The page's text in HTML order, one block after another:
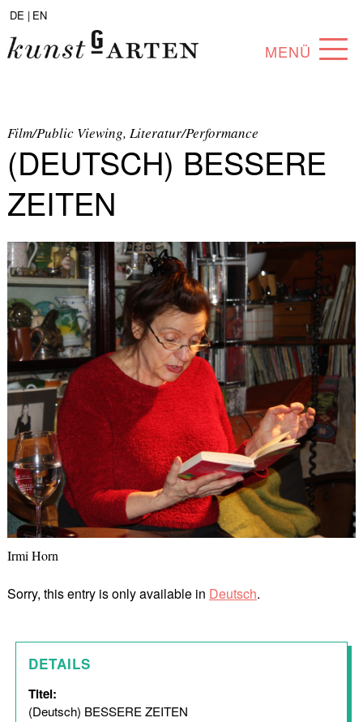
DE | EN
MENÜ
ABOUT
COLLECTION
PARTNERS
ANGEBOTE
Film/Public Viewing, Literatur/Performance
(DEUTSCH) BESSERE
ZEITEN
Irmi Horn
Sorry, this entry is only available in Deutsch.
DETAILS
Titel:
(Deutsch) BESSERE ZEITEN